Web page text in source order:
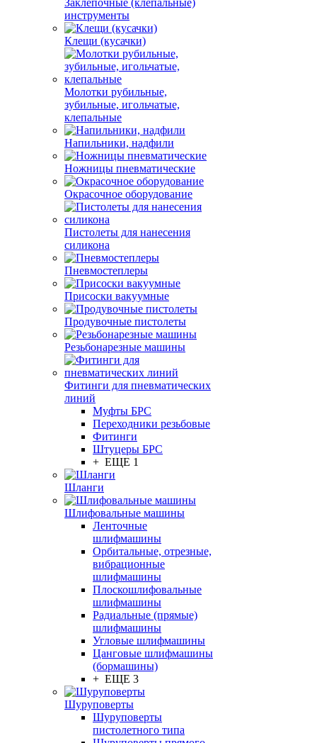
Заклепочные (клепальные)
инструменты
Клещи (кусачки)
Молотки рубильные,
зубильные, игольчатые,
клепальные
Напильники, надфили
Ножницы пневматические
Окрасочное оборудование
Пистолеты для нанесения
силикона
Пневмостеплеры
Присоски вакуумные
Продувочные пистолеты
Резьбонарезные машины
Фитинги для пневматических
линий
Муфты БРС
Переходники резьбовые
Фитинги
Штуцеры БРС
+ ЕЩЕ 1
Шланги
Шлифовальные машины
Ленточные
шлифмашины
Орбитальные, отрезные,
вибрационные
шлифмашины
Плоскошлифовальные
шлифмашины
Радиальные (прямые)
шлифмашины
Угловые шлифмашины
Цанговые шлифмашины
(бормашины)
+ ЕЩЕ 3
Шуруповерты
Шуруповерты
пистолетного типа